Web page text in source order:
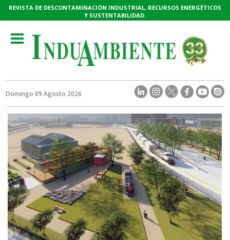
REVISTA DE DESCONTAMINACIÓN INDUSTRIAL, RECURSOS ENERGÉTICOS
Y SUSTENTABILIDAD.
Toggle
navigation
Domingo 09 Agosto 2026